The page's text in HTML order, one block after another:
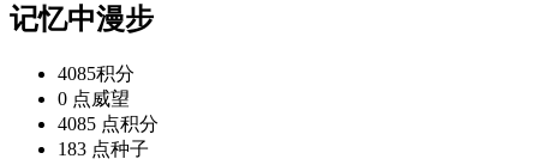
记忆中漫步
4085积分
0 点威望
4085 点积分
183 点种子